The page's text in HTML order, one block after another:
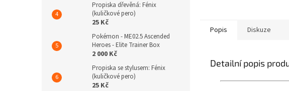
Propiska dřevěná: Fénix
(kuličkové pero)
25 Kč
Pokémon - ME02.5 Ascended
Heroes - Elite Trainer Box
2 000 Kč
Propiska se stylusem: Fénix
(kuličkové pero)
25 Kč
Popis Diskuze
Detailní popis